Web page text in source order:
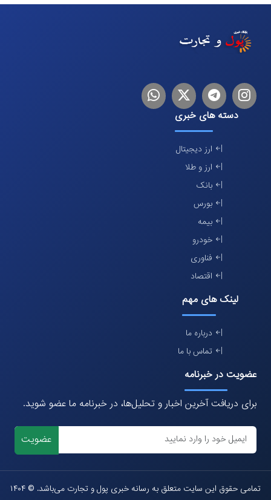
اینستاگرام
تلگرام توییترلینکدین
دسته های خبری
ارز دیجیتال
ارز و طلا
بانک
بورس
بیمه
خودرو
فناوری
اقتصاد
لینک های مهم
درباره ما
تماس با ما
عضویت در خبرنامه
برای دریافت آخرین اخبار و تحلیل‌ها، در خبرنامه ما عضو شوید.
عضویت
تمامی حقوق این سایت متعلق به رسانه خبری پول و تجارت می‌باشد. © ۱۴۰۴